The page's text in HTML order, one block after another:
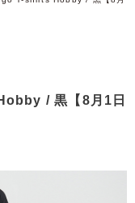
/ 黒【8月1日